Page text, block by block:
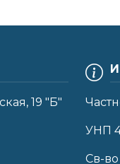
19 "Б"
УНП
Cв-